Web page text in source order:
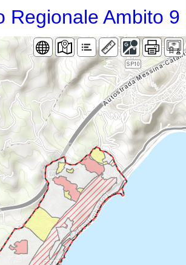
Regionale Ambito 9